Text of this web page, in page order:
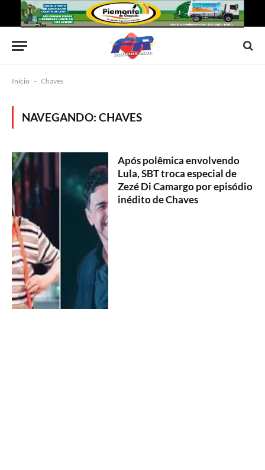
Início - Chaves
NAVEGANDO:CHAVES
Após polêmica envolvendo
Lula, SBT troca especial de
Zezé Di Camargo por episódio
inédito de Chaves